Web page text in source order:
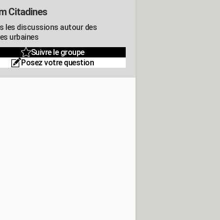
Citadines
les discussions autour des
urbaines
Suivre le groupe
Posez votre question